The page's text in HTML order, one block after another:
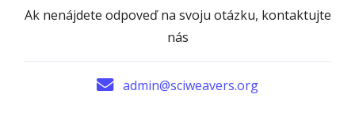
Ak nenájdete odpoveď na svoju otázku, kontaktujte
nás
admin@sciweavers.org